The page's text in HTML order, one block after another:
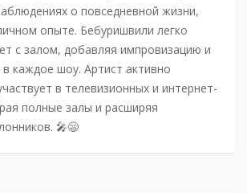
о повседневной жизни,
опыте. Бебуришвили легко
с залом, добавляя импровизацию и
каждое шоу. Артист активно
в телевизионных и интернет-
полные залы и расширяя
🎤😄